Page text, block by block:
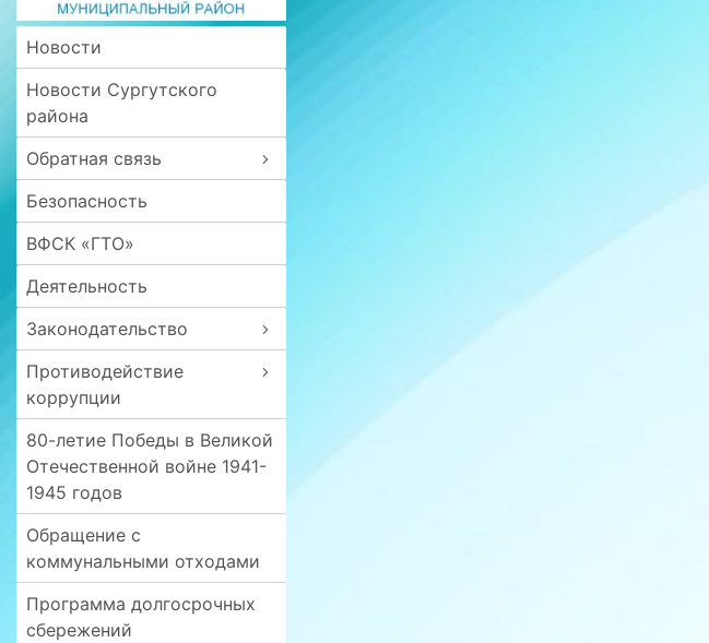
Новости
Новости Сургутского
района
Обратная связь
Безопасность
ВФСК «ГТО»
Деятельность
Законодательство
Противодействие
коррупции
80-летие Победы в Великой
Отечественной войне 1941-
1945 годов
Обращение с
коммунальными отходами
Программа долгосрочных
сбережений